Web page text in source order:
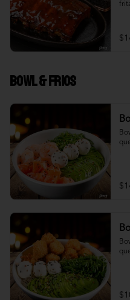
Bowl & frios